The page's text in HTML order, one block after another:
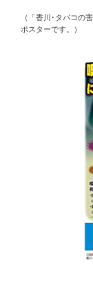
（「香川･タバコの
ポスターです。）